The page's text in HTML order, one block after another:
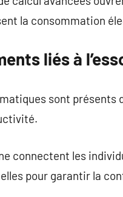
la consommation
liés à
sont
connectent les
pour garantir la